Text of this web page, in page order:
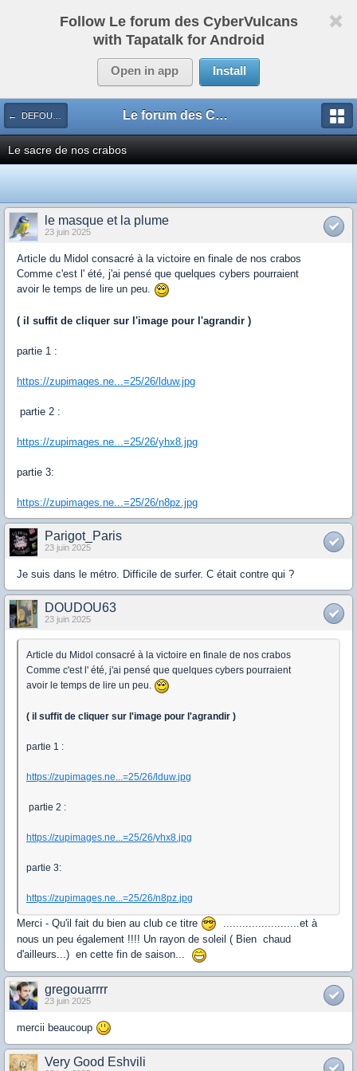
Follow Le forum des CyberVulcans
with Tapatalk for Android
Open in app Install
← DEFOULOIR Le forum des CyberVulcans
Le sacre de nos crabos
le masque et la plume
23 juin 2025
Article du Midol consacré à la victoire en finale de nos crabos
Comme c'est l' été, j'ai pensé que quelques cybers pourraient
avoir le temps de lire un peu.
( il suffit de cliquer sur l'image pour l'agrandir )
partie 1 :
https://zupimages.ne...=25/26/lduw.jpg
partie 2 :
https://zupimages.ne...=25/26/yhx8.jpg
partie 3:
https://zupimages.ne...=25/26/n8pz.jpg
Parigot_Paris
23 juin 2025
Je suis dans le métro. Difficile de surfer. C était contre qui ?
DOUDOU63
23 juin 2025
Article du Midol consacré à la victoire en finale de nos crabos
Comme c'est l' été, j'ai pensé que quelques cybers pourraient
avoir le temps de lire un peu.
( il suffit de cliquer sur l'image pour l'agrandir )
partie 1 :
https://zupimages.ne...=25/26/lduw.jpg
partie 2 :
https://zupimages.ne...=25/26/yhx8.jpg
partie 3:
https://zupimages.ne...=25/26/n8pz.jpg
Merci - Qu'il fait du bien au club ce titre
........................et à
nous un peu également !!!! Un rayon de soleil ( Bien chaud
d'ailleurs...) en cette fin de saison...
gregouarrrr
23 juin 2025
mercii beaucoup
Very Good Eshvili